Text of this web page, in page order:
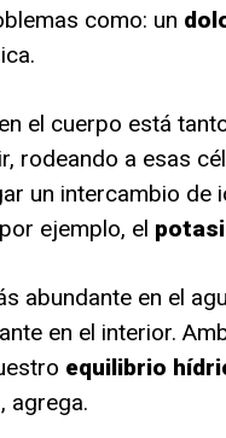
como: un
el cuerpo está
rodeando a esas
un intercambio de
ejemplo, el
abundante en el
en el interior.
equilibrio
agrega.